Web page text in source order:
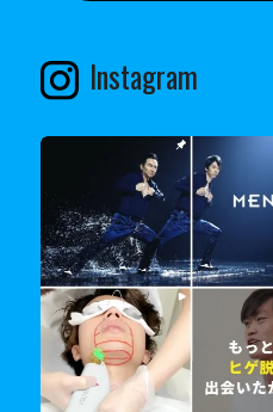
Instagram